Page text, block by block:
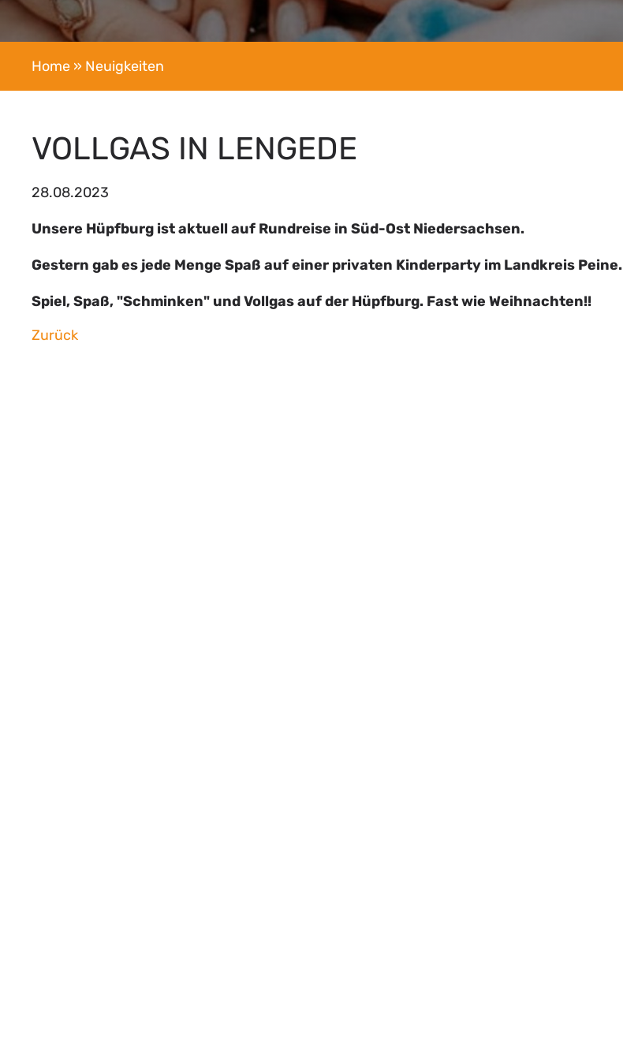
Home » Neuigkeiten
VOLLGAS IN LENGEDE
28.08.2023
Unsere Hüpfburg ist aktuell auf Rundreise in Süd-Ost Niedersachsen.
Gestern gab es jede Menge Spaß auf einer privaten Kinderparty im Landkreis Peine.
Spiel, Spaß, "Schminken" und Vollgas auf der Hüpfburg. Fast wie Weihnachten!!
Zurück